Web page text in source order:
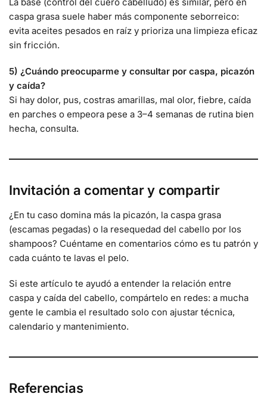
La base (control del cuero cabelludo) es similar, pero en
caspa grasa suele haber más componente seborreico:
evita aceites pesados en raíz y prioriza una limpieza eficaz
sin fricción.
5) ¿Cuándo preocuparme y consultar por caspa, picazón
y caída?
Si hay dolor, pus, costras amarillas, mal olor, fiebre, caída
en parches o empeora pese a 3–4 semanas de rutina bien
hecha, consulta.
Invitación a comentar y compartir
¿En tu caso domina más la picazón, la caspa grasa
(escamas pegadas) o la resequedad del cabello por los
shampoos? Cuéntame en comentarios cómo es tu patrón y
cada cuánto te lavas el pelo.
Si este artículo te ayudó a entender la relación entre
caspa y caída del cabello, compártelo en redes: a mucha
gente le cambia el resultado solo con ajustar técnica,
calendario y mantenimiento.
Referencias